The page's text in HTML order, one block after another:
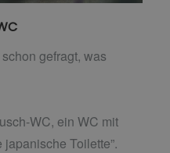
gefragt, was
WC, ein WC mit
Toilette”.